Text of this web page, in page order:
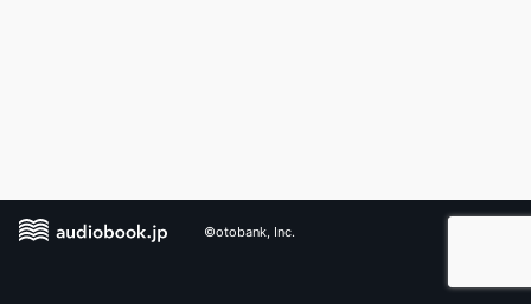
©otobank, Inc.